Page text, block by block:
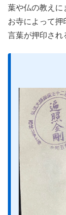
葉や仏の教えに
お寺によって押
言葉が押印され